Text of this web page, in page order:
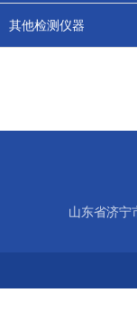
其他检测仪器
山东省济宁